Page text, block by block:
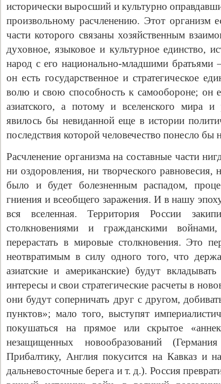
исторически выросший и культурно
произвольному расчленению. Этот организм
части которого связаны хозяйственным
духовное, языковое и культурное единство,
народ с его национально-младшими
он есть государственное и стратегическое
волю и свою способность к самообороне; он
азиатского, а потому и вселенского мира и
явилось бы невиданной еще в истории
последствия которой человечество понесло бы
Расчленение организма на составные части
ни оздоровления, ни творческого
было и будет болезненным распадом,
гниения и всеобщего заражения. И в нашу
вся вселенная. Территория России
столкновениями и гражданскими
перерастать в мировые столкновения. Это
неотвратимым в силу одного того, что
азиатские и американские) будут
интересы и свои стратегические расчеты в
они будут соперничать друг с другом,
пунктов»; мало того, выступят
покушаться на прямое или скрытое
незащищенных новообразований
Прибалтику, Англия покусится на Кавказ
дальневосточные берега и т. д.). Россия
Свидетельство